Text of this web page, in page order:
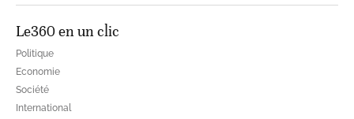
Le360 en un clic
Politique
Economie
Société
International